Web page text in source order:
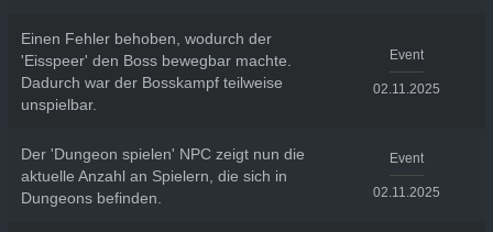
Einen Fehler behoben, wodurch der
'Eisspeer' den Boss bewegbar machte.
Dadurch war der Bosskampf teilweise
unspielbar.
Event
02.11.2025
Der 'Dungeon spielen' NPC zeigt nun die
aktuelle Anzahl an Spielern, die sich in
Dungeons befinden.
Event
02.11.2025